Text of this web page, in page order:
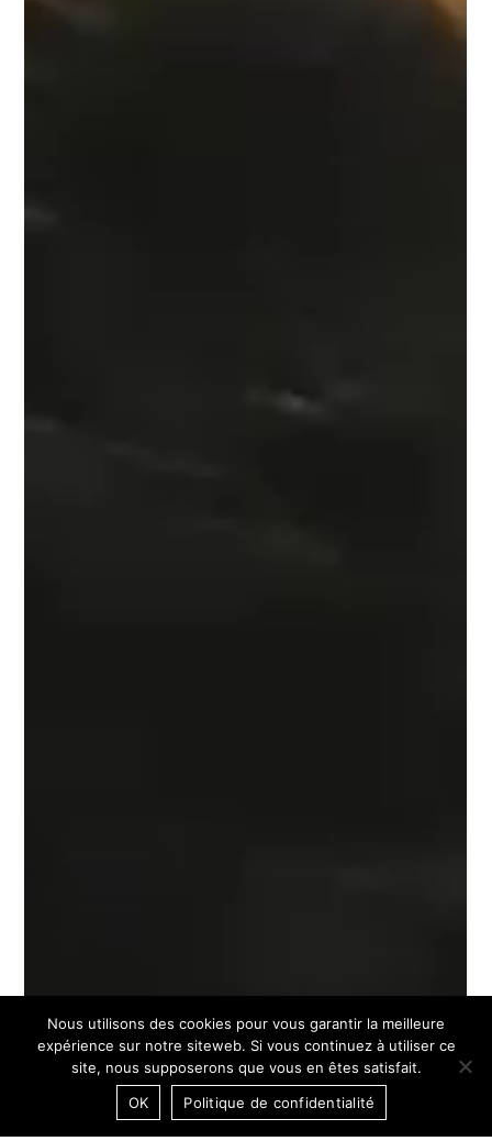
DARK MODE / OFF
Nous utilisons des cookies pour vous garantir la meilleure
expérience sur notre siteweb. Si vous continuez à utiliser ce
site, nous supposerons que vous en êtes satisfait.
OK
Politique de confidentialité